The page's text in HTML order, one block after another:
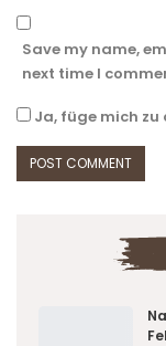
Save my name,
next time I
Ja, füge mich